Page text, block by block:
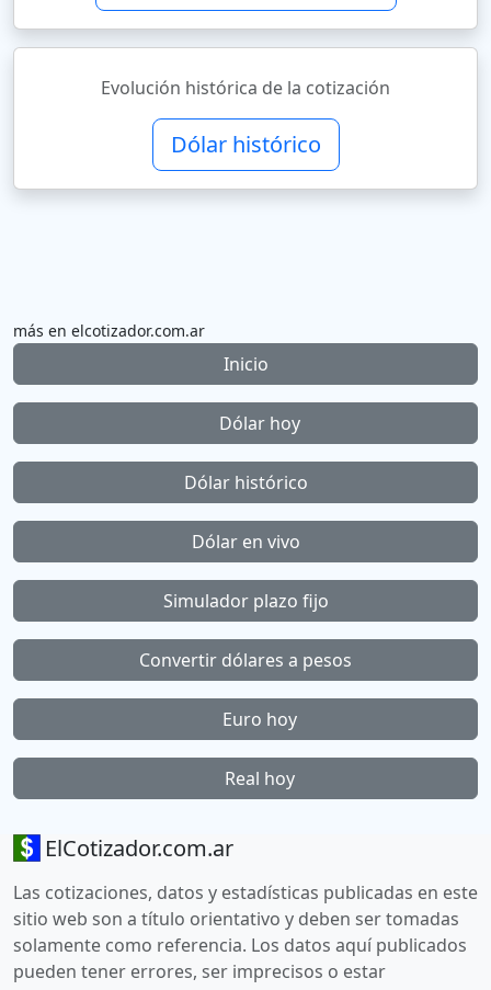
Evolución histórica de la cotización
Dólar histórico
más en elcotizador.com.ar
Inicio
Dólar hoy
Dólar histórico
Dólar en vivo
Simulador plazo fijo
Convertir dólares a pesos
Euro hoy
Real hoy
ElCotizador.com.ar
Las cotizaciones, datos y estadísticas publicadas en este
sitio web son a título orientativo y deben ser tomadas
solamente como referencia. Los datos aquí publicados
pueden tener errores, ser imprecisos o estar